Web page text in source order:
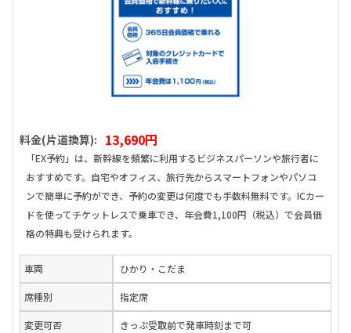
料金(片道換算): 13,690円
「EX予約」は、新幹線を頻繁に利用するビジネスパーソンや旅行者に
おすすめです。自宅やオフィス、旅行先からスマートフォンやパソコ
ンで簡単に予約ができ、予約の変更は何度でも手数料無料です。ICカー
ドを使ってチケットレスで乗車でき、年会費1,100円（税込）で会員価
格の特典も受けられます。
車両 ひかり・こだま
席種別 指定席
変更可否 きっぷ受取前で発車時刻まで可